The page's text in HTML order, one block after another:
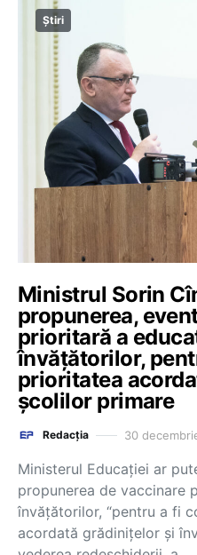
Știri
Ministrul Sorin
propunerea,
prioritară a
învățătorilor,
prioritatea
școlilor primare
Redacția 30
Ministerul Educației ar
propunerea de vaccinare
învățătorilor, “pentru a fi
acordată grădinițelor și